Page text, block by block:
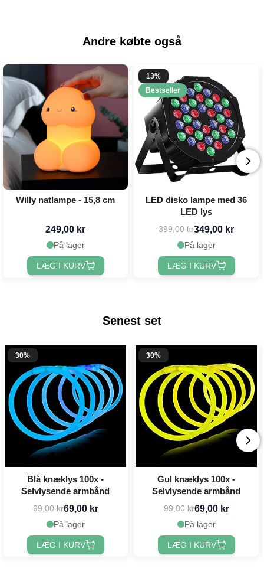
Andre købte også
Willy natlampe - 15,8 cm
249,00 kr
På lager
LÆG I KURV
13%
Bestseller
LED disko lampe med 36
LED lys
399,00 kr349,00 kr
På lager
LÆG I KURV
Senest set
30%
Blå knæklys 100x -
Selvlysende armbånd
99,00 kr69,00 kr
På lager
LÆG I KURV
30%
Gul knæklys 100x -
Selvlysende armbånd
99,00 kr69,00 kr
På lager
LÆG I KURV